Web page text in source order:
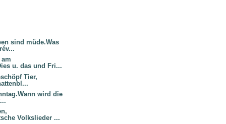
sind müde.Was
u. das und Fri...
Tier,
wird die
Volkslieder ...